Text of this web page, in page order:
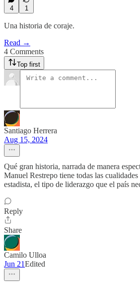
4 1
Una historia de coraje.
Read →
4 Comments
Top first
Santiago Herrera
Aug 15, 2024
Qué gran historia, narrada de manera
Manuel Restrepo tiene todas las cualidades
estadista, el tipo de liderazgo que el país
Reply
Share
Camilo Ulloa
Jun 21Edited